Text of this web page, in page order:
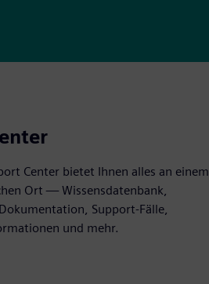
Center bietet Ihnen alles an einem
Ort — Wissensdatenbank,
Support-Fälle,
und mehr.